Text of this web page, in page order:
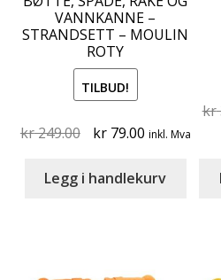
VANNKANNE –
STRANDSETT – MOULIN
ROTY
TILBUD!
kr249.00
Original
was:
kr79.00Current
is:
inkl. Mva
Legg i handlekurv
kr